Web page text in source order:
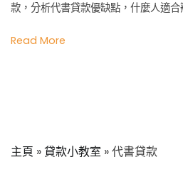
貸
是
款，分析代書貸款優缺點，什麼人適
Read More
主頁 »貸款小教室 »代書貸款